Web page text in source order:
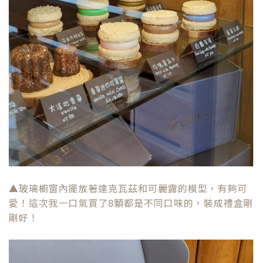
▲玻璃櫥窗內擺放著達克瓦茲和可麗露的模型，有夠可
愛！這次我一口氣買了8顆都是不同口味的，裝成禮盒剛
剛好！